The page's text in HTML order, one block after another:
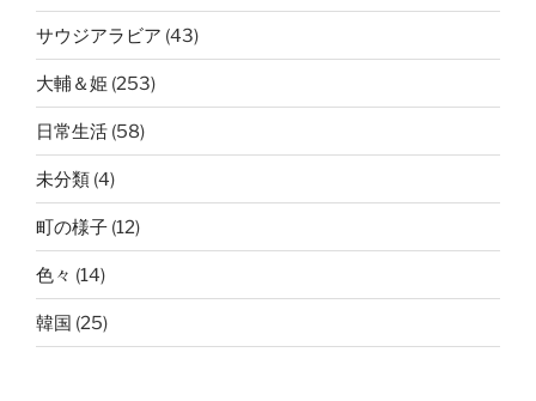
サウジアラビア (43)
大輔＆姫 (253)
日常生活 (58)
未分類 (4)
町の様子 (12)
色々 (14)
韓国 (25)